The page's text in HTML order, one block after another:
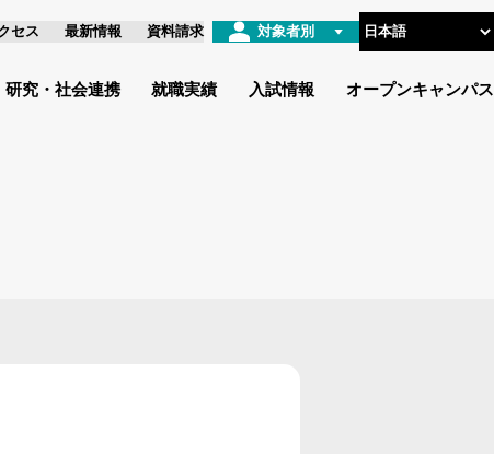
セス 最新情報 資料請求 対象者別
研究・社会連携 就職実績 入試情報 オープンキャンパス